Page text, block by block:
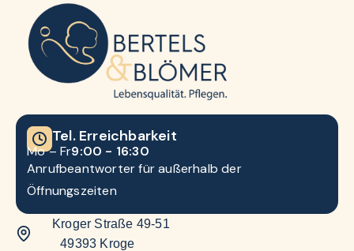
Tel. Erreichbarkeit
Mo – Fr9:00 - 16:30
Anrufbeantworter für außerhalb der
Öffnungszeiten
Kroger Straße 49-51
49393 Kroge